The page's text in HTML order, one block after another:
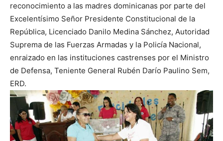
reconocimiento a las madres dominicanas por parte del
Excelentísimo Señor Presidente Constitucional de la
República, Licenciado Danilo Medina Sánchez, Autoridad
Suprema de las Fuerzas Armadas y la Policía Nacional,
enraizado en las instituciones castrenses por el Ministro
de Defensa, Teniente General Rubén Darío Paulino Sem,
ERD.